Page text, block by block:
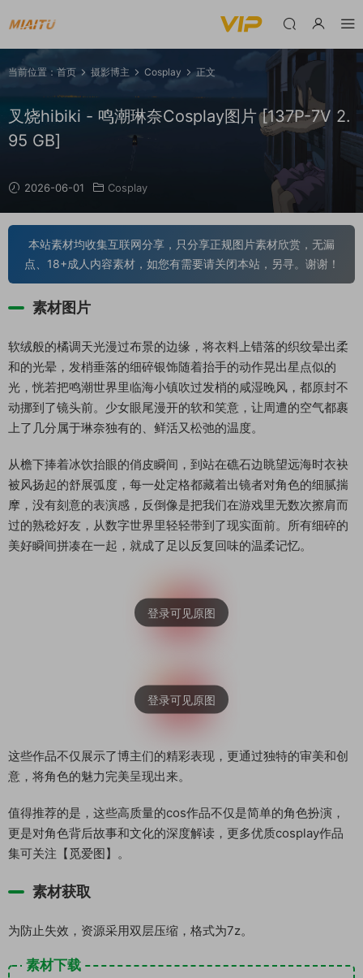
当前位置： 首页 摄影博主 Cosplay 正文
叉烧hibiki - 鸣潮琳奈Cosplay图片 [137P-7V 2.
95 GB]
2026-06-01 Cosplay
本站素材均收集互联网分享，只分享正规图片素材欣赏，无漏
点、18+成人内容素材，如您有需要请关闭本站，另寻。谢谢！
素材图片
软绒般的橘调天光漫过布景的边缘，将衣料上错落的织纹晕出柔
和的光晕，发梢垂落的细碎银饰随着抬手的动作晃出星点似的
光，恍若把鸣潮世界里临海小镇吹过发梢的咸湿晚风，都原封不
动挪到了镜头前。少女眼尾漫开的软和笑意，让周遭的空气都裹
上了几分属于琳奈独有的、鲜活又松弛的温度。
从檐下捧着冰饮抬眼的俏皮瞬间，到站在礁石边眺望远海时衣袂
被风扬起的舒展弧度，每一处定格都藏着出镜者对角色的细腻揣
摩，没有刻意的表演感，反倒像是把我们在游戏里无数次擦肩而
过的熟稔好友，从数字世界里轻轻带到了现实面前。所有细碎的
美好瞬间拼凑在一起，就成了足以反复回味的温柔记忆。
这些作品不仅展示了博主们的精彩表现，更通过独特的审美和创
意，将角色的魅力完美呈现出来。
值得推荐的是，这些高质量的cos作品不仅是简单的角色扮演，
更是对角色背后故事和文化的深度解读，更多优质cosplay作品
集可关注【觅爱图】。
素材获取
为防止失效，资源采用双层压缩，格式为7z。
素材下载